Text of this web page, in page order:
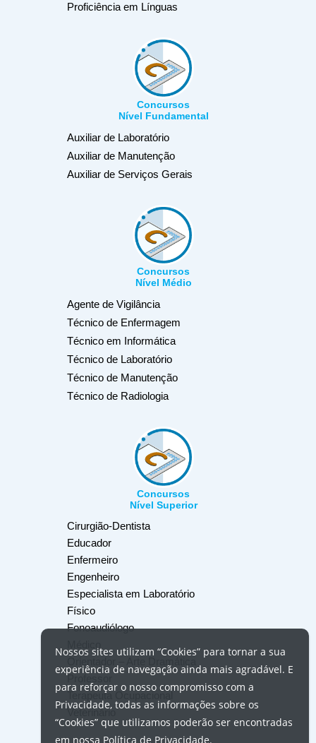
Proficiência em Línguas
Concursos
Nível Fundamental
Auxiliar de Laboratório
Auxiliar de Manutenção
Auxiliar de Serviços Gerais
Concursos
Nível Médio
Agente de Vigilância
Técnico de Enfermagem
Técnico em Informática
Técnico de Laboratório
Técnico de Manutenção
Técnico de Radiologia
Concursos
Nível Superior
Cirurgião-Dentista
Educador
Enfermeiro
Engenheiro
Especialista em Laboratório
Físico
Fonoaudiólogo
Professor
Terapeuta Ocupacional
Veterinário
Nossos sites utilizam “Cookies” para tornar a sua
experiência de navegação ainda mais agradável. E
para reforçar o nosso compromisso com a
Privacidade, todas as informações sobre os
“Cookies” que utilizamos poderão ser encontradas
em nossa Política de Privacidade.